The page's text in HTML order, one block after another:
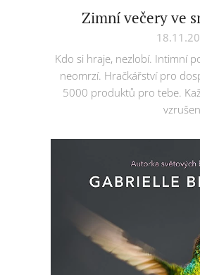
Zimní večery ve
Kdo si hraje, nezlobí. Intimní
neomrzí. Hračkářství pro
5000 produktů pro tebe.